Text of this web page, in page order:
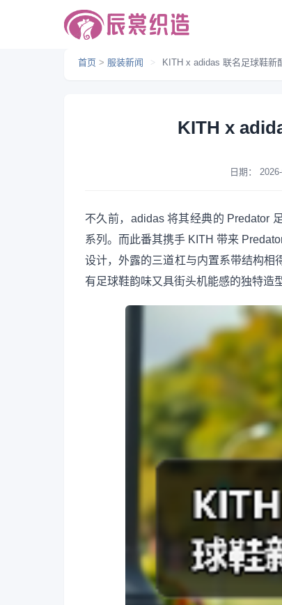
首页 > 服装新闻 > KITH x adidas 联名足球鞋新
KITH x
日期：
不久前，adidas 将其经典的 Predator
系列。而此番其携手 KITH 带来
设计，外露的三道杠与内置系带结构相
有足球鞋韵味又具街头机能感的独特造